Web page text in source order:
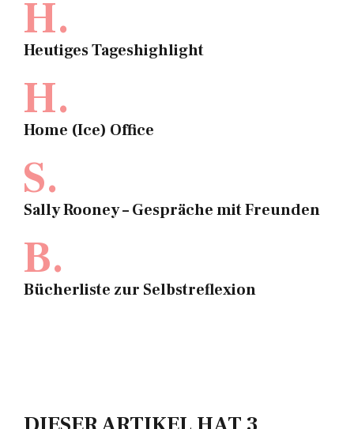
H.
Heutiges Tageshighlight
H.
Home (Ice) Office
S.
Sally Rooney – Gespräche mit Freunden
B.
Bücherliste zur Selbstreflexion